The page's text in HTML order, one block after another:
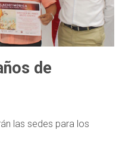
de
las sedes para los